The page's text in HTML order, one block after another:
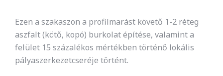
Ezen a szakaszon a profilmarást követő 1-2 réteg
aszfalt (kötő, kopó) burkolat építése, valamint a
felület 15 százalékos mértékben történő lokális
pályaszerkezetcseréje történt.